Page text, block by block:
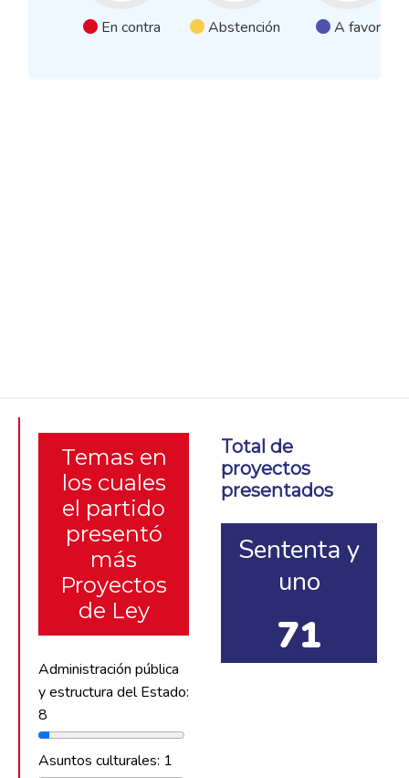
En contra Abstención A favor
Temas en
los cuales
el partido
presentó
más
Proyectos
de Ley
Administración pública
y estructura del Estado:
8
Asuntos culturales: 1
Total de
proyectos
presentados
Sententa y
uno
71